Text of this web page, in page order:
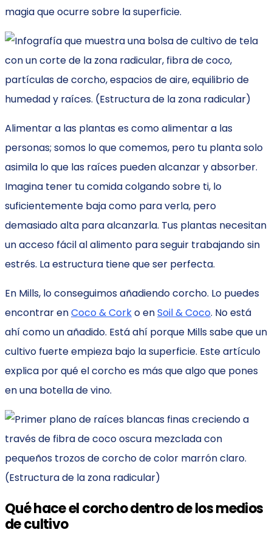
magia que ocurre sobre la superficie.
Alimentar a las plantas es como alimentar a las
personas; somos lo que comemos, pero tu planta solo
asimila lo que las raíces pueden alcanzar y absorber.
Imagina tener tu comida colgando sobre ti, lo
suficientemente baja como para verla, pero
demasiado alta para alcanzarla. Tus plantas necesitan
un acceso fácil al alimento para seguir trabajando sin
estrés. La estructura tiene que ser perfecta.
En Mills, lo conseguimos añadiendo corcho. Lo puedes
encontrar enCoco & Corko enSoil & Coco. No está
ahí como un añadido. Está ahí porque Mills sabe que un
cultivo fuerte empieza bajo la superficie. Este artículo
explica por qué el corcho es más que algo que pones
en una botella de vino.
Qué hace el corcho dentro de los medios
de cultivo